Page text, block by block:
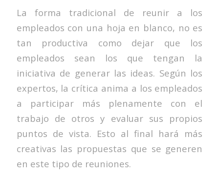
La forma tradicional de reunir a los
empleados con una hoja en blanco, no es
tan productiva como dejar que los
empleados sean los que tengan la
iniciativa de generar las ideas. Según los
expertos, la crítica anima a los empleados
a participar más plenamente con el
trabajo de otros y evaluar sus propios
puntos de vista. Esto al final hará más
creativas las propuestas que se generen
en este tipo de reuniones.